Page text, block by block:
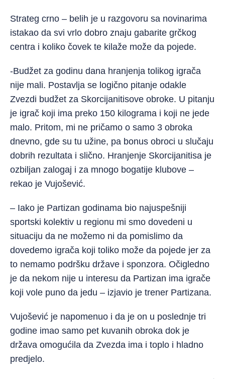
Strateg crno – belih je u razgovoru sa novinarima
istakao da svi vrlo dobro znaju gabarite grčkog
centra i koliko čovek te kilaže može da pojede.
-Budžet za godinu dana hranjenja tolikog igrača
nije mali. Postavlja se logično pitanje odakle
Zvezdi budžet za Skorcijanitisove obroke. U pitanju
je igrač koji ima preko 150 kilograma i koji ne jede
malo. Pritom, mi ne pričamo o samo 3 obroka
dnevno, gde su tu užine, pa bonus obroci u slučaju
dobrih rezultata i slično. Hranjenje Skorcijanitisa je
ozbiljan zalogaj i za mnogo bogatije klubove –
rekao je Vujošević.
– Iako je Partizan godinama bio najuspešniji
sportski kolektiv u regionu mi smo dovedeni u
situaciju da ne možemo ni da pomislimo da
dovedemo igrača koji toliko može da pojede jer za
to nemamo podršku države i sponzora. Očigledno
je da nekom nije u interesu da Partizan ima igrače
koji vole puno da jedu – izjavio je trener Partizana.
Vujošević je napomenuo i da je on u poslednje tri
godine imao samo pet kuvanih obroka dok je
država omogućila da Zvezda ima i toplo i hladno
predjelo.